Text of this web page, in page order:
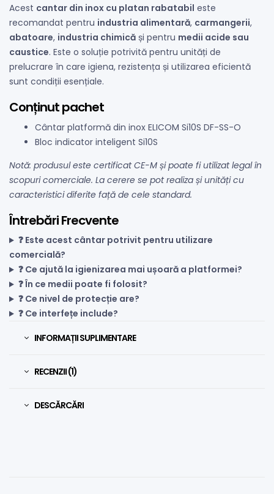
Acest cantar din inox cu platan rabatabil este
recomandat pentru industria alimentară, carmangerii,
abatoare, industria chimică și pentru medii acide sau
caustice. Este o soluție potrivită pentru unități de
prelucrare în care igiena, rezistența și utilizarea eficientă
sunt condiții esențiale.
Conținut pachet
Cântar platformă din inox ELICOM Si10S DF-SS-O
Bloc indicator inteligent Si10S
Notă: produsul este certificat CE-M și poate fi utilizat legal în
scopuri comerciale. La cerere se pot realiza și unități cu
caracteristici diferite față de cele standard.
Întrebări Frecvente
❓ Este acest cântar potrivit pentru utilizare
comercială?
❓ Ce ajută la igienizarea mai ușoară a platformei?
❓ În ce medii poate fi folosit?
❓ Ce nivel de protecție are?
❓ Ce interfețe include?
INFORMAȚII SUPLIMENTARE
RECENZII (1)
DESCĂRCĂRI